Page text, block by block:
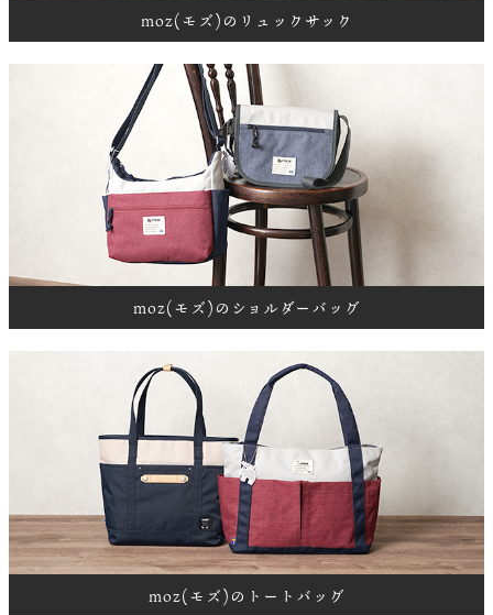
moz(モズ)のリュックサック
moz(モズ)のショルダーバッグ
moz(モズ)のトートバッグ